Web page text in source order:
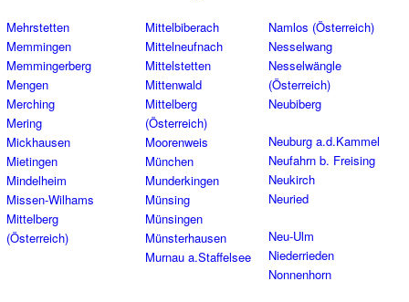
Mehrstetten
Memmingen
Memmingerberg
Mengen
Merching
Mering
Mickhausen
Mietingen
Mindelheim
Missen-Wilhams
Mittelberg
(Österreich)
Mittelbiberach
Mittelneufnach
Mittelstetten
Mittenwald
Mittelberg
(Österreich)
Moorenweis
München
Munderkingen
Münsing
Münsingen
Münsterhausen
Murnau a.Staffelsee
Namlos (Österreich)
Nesselwang
Nesselwängle
(Österreich)
Neubiberg
Neuburg a.d.Kammel
Neufahrn b. Freising
Neukirch
Neuried
Neu-Ulm
Niederrieden
Nonnenhorn